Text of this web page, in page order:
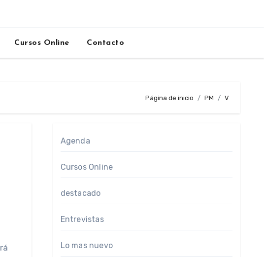
Cursos Online Contacto
Página de inicio PM V
Agenda
Cursos Online
destacado
Entrevistas
Lo mas nuevo